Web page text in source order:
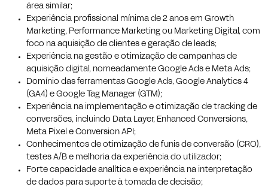
área similar;
Experiência profissional mínima de 2 anos em Growth
Marketing, Performance Marketing ou Marketing Digital, com
foco na aquisição de clientes e geração de leads;
Experiência na gestão e otimização de campanhas de
aquisição digital, nomeadamente Google Ads e Meta Ads;
Domínio das ferramentas Google Ads, Google Analytics 4
(GA4) e Google Tag Manager (GTM);
Experiência na implementação e otimização de tracking de
conversões, incluindo Data Layer, Enhanced Conversions,
Meta Pixel e Conversion API;
Conhecimentos de otimização de funis de conversão (CRO),
testes A/B e melhoria da experiência do utilizador;
Forte capacidade analítica e experiência na interpretação
de dados para suporte à tomada de decisão;